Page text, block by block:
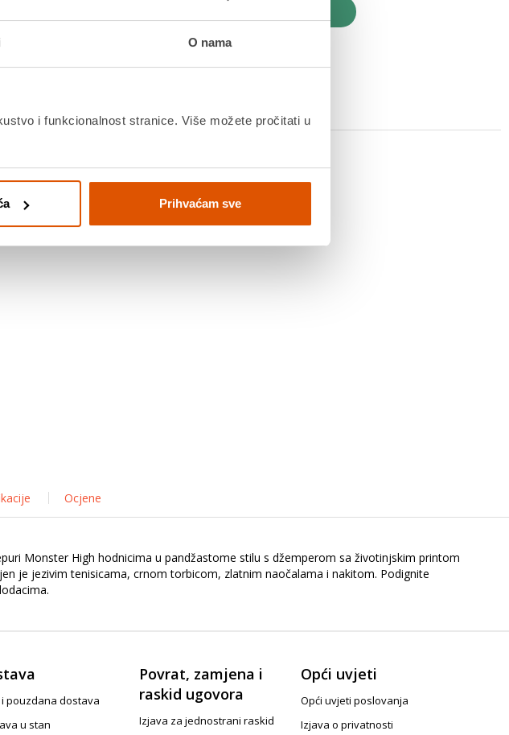
O nama
i funkcionalnost stranice. Više možete pročitati u
Prihvaćam sve
Usporedite proizvod
I OVO
Ocjene
Monster High hodnicima u pandžastome stilu s džemperom sa životinjskim printom
je jezivim tenisicama, crnom torbicom, zlatnim naočalama i nakitom. Podignite
pouzdana dostava
u stan
Povrat, zamjena i
raskid ugovora
Izjava za jednostrani raskid
Opći uvjeti
Opći uvjeti poslovanja
Izjava o privatnosti